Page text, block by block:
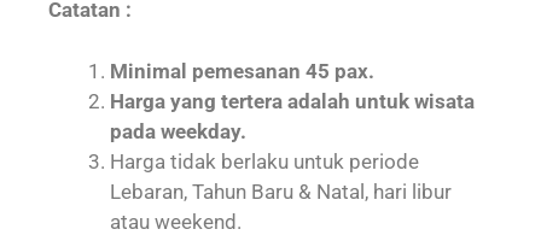
Catatan :
Minimal pemesanan 45 pax.
Harga yang tertera adalah untuk wisata
pada weekday.
Harga tidak berlaku untuk periode
Lebaran, Tahun Baru & Natal, hari libur
atau weekend.